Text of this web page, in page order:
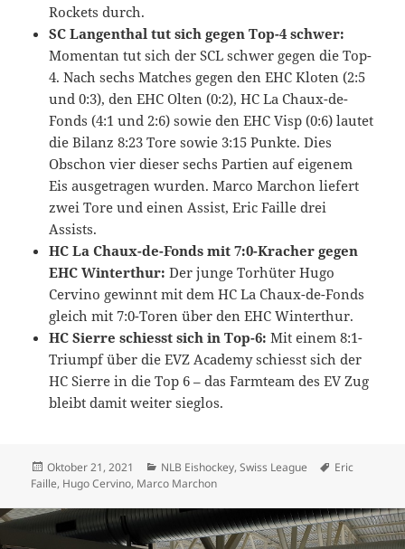
Rockets durch.
SC Langenthal tut sich gegen Top-4 schwer:
Momentan tut sich der SCL schwer gegen die Top-
4. Nach sechs Matches gegen den EHC Kloten (2:5
und 0:3), den EHC Olten (0:2), HC La Chaux-de-
Fonds (4:1 und 2:6) sowie den EHC Visp (0:6) lautet
die Bilanz 8:23 Tore sowie 3:15 Punkte. Dies
Obschon vier dieser sechs Partien auf eigenem
Eis ausgetragen wurden. Marco Marchon liefert
zwei Tore und einen Assist, Eric Faille drei
Assists.
HC La Chaux-de-Fonds mit 7:0-Kracher gegen
EHC Winterthur:Der junge Torhüter Hugo
Cervino gewinnt mit dem HC La Chaux-de-Fonds
gleich mit 7:0-Toren über den EHC Winterthur.
HC Sierre schiesst sich in Top-6: Mit einem 8:1-
Triumpf über die EVZ Academy schiesst sich der
HC Sierre in die Top 6 – das Farmteam des EV Zug
bleibt damit weiter sieglos.
Veröffentlicht
am
Oktober 21, 2021 Kategorien
NLB Eishockey,Swiss League Schlagwörter
Eric
Faille, Hugo Cervino, Marco Marchon